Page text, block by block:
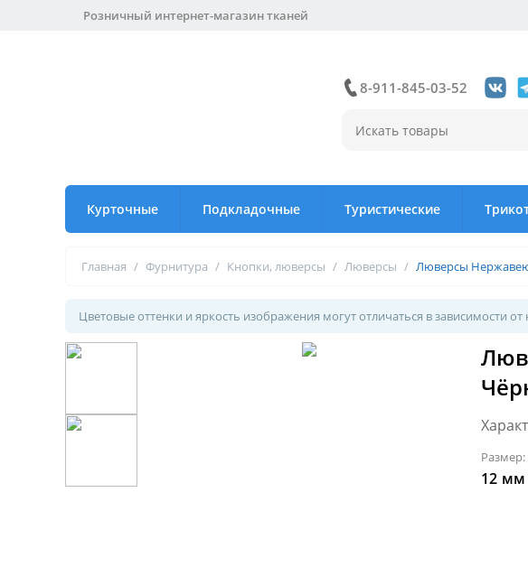
Розничный интернет-магазин тканей
8-911-845-03-52
Курточные Подкладочные Туристические
Главная / Фурнитура / Кнопки, люверсы / Люверсы / Люверсы
Цветовые оттенки и яркость изображения могут отличаться в зависимости
Размер:
12 мм